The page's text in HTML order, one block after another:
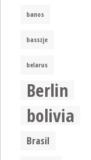
banos
basszje
belarus
Berlin
bolivia
Brasil